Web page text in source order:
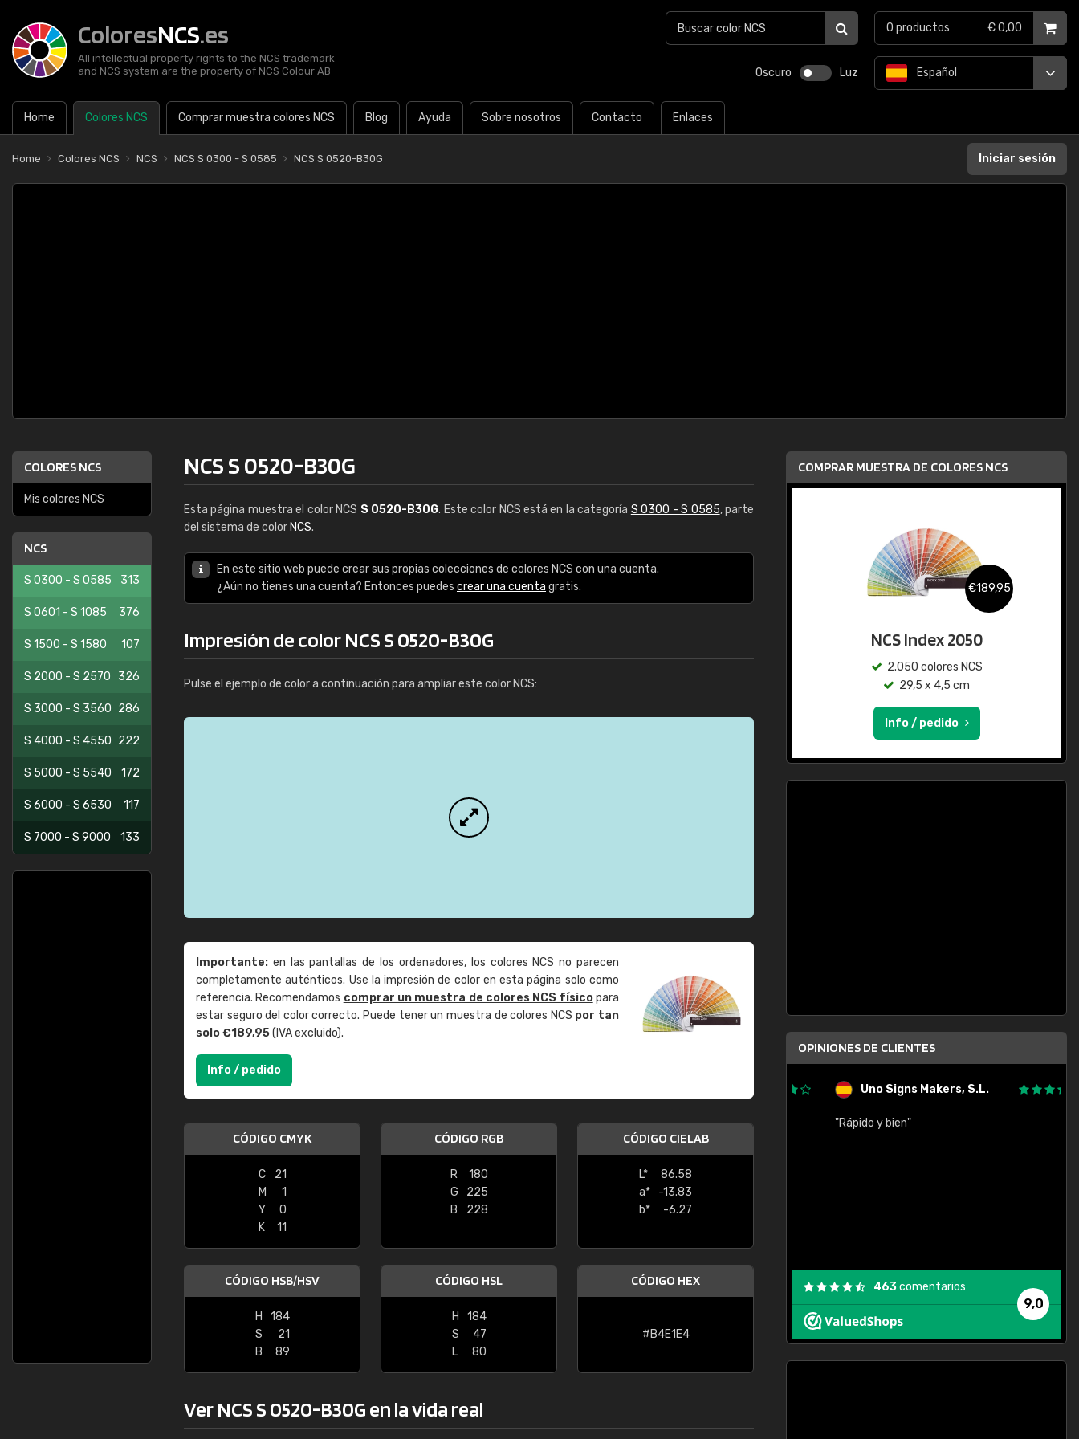
ColoresNCS.es
All intellectual property rights to the NCS trademark
and NCS system are the property of NCS Colour AB
Oscuro Luz
Home Colores NCS Comprar muestra colores NCS Blog Ayuda Sobre nosotros Contacto Enlaces
Español
0 productos € 0,00
Home Colores NCS NCS NCS S 0300 - S 0585 NCS S 0520-B30G Iniciar sesión
COLORES NCS
Mis colores NCS
NCS
S 0300 - S 0585 313
S 0601 - S 1085 376
S 1500 - S 1580 107
S 2000 - S 2570 326
S 3000 - S 3560 286
S 4000 - S 4550 222
S 5000 - S 5540 172
S 6000 - S 6530 117
S 7000 - S 9000 133
NCS S 0520-B30G
Esta página muestra el color NCS S 0520-B30G. Este color NCS está en la categoría S 0300 - S 0585, parte
del sistema de color NCS.
En este sitio web puede crear sus propias colecciones de colores NCS con una cuenta.
¿Aún no tienes una cuenta? Entonces puedes crear una cuenta gratis.
Impresión de color NCS S 0520-B30G
Pulse el ejemplo de color a continuación para ampliar este color NCS:
Importante: en las pantallas de los ordenadores, los colores NCS no parecen
completamente auténticos. Use la impresión de color en esta página solo como
referencia. Recomendamos comprar un muestra de colores NCS físicopara
estar seguro del color correcto. Puede tener un muestra de colores NCS por tan
solo €189,95(IVA excluido).
Info / pedido
CÓDIGO CMYK
C
21
M
1
Y
0
K
11
CÓDIGO RGB
R
180
G
225
B
228
CÓDIGO CIELAB
L*
86.58
a*
-13.83
b*
-6.27
CÓDIGO HSB/HSV
H
184
S
21
B
89
CÓDIGO HSL
H
184
S
47
L
80
CÓDIGO HEX
#B4E1E4
Ver NCS S 0520-B30G en la vida real
COMPRAR MUESTRA DE COLORES NCS
€189,95
NCS Index 2050
2.050 colores NCS
29,5 x 4,5 cm
Info / pedido
OPINIONES DE CLIENTES
"Buen servicio. No obstante No es fácil
encontrar/comprar lo que se busca"
Uno Signs Makers, S.L.
"Rápido y bien"
9,0
463comentarios